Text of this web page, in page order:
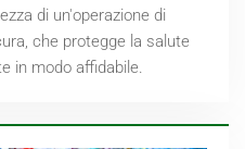
di un'operazione di
che protegge la salute
in modo affidabile.